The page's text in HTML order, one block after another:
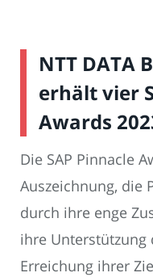
NTT DATA
erhält vier
Awards
Die SAP Pinnacle
Auszeichnung, die
durch ihre enge
ihre Unterstützung
Erreichung ihrer